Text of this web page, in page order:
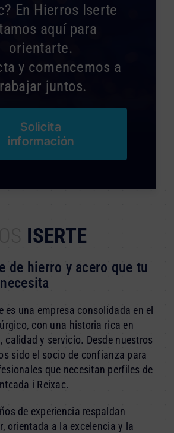
En Hierros Iserte
aquí para
orientarte.
y comencemos a
juntos.
Solicita
información
ISERTE
de hierro y acero que tu
es una empresa consolidada en el
con una historia rica en
calidad y servicio. Desde nuestros
sido el socio de confianza para
que necesitan perfiles de
i Reixac.
de experiencia respaldan
orientada a la excelencia y la